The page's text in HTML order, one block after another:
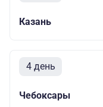
Казань
4 день
Чебоксары